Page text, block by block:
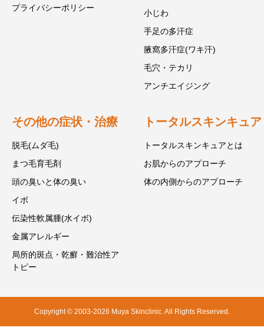
プライバシーポリシー
小じわ
手足の多汗症
腋窩多汗症(ワキ汗)
毛穴・テカリ
アンチエイジング
その他の症状・治療
脱毛(ムダ毛)
まつ毛育毛剤
頭の臭いと体の臭い
イボ
伝染性軟属腫(水イボ)
金属アレルギー
局所的斑点・乾癬・難治性ア
トピー
トータルスキンキュア
トータルスキンキュアとは
お肌からのアプローチ
体の内側からのアプローチ
Copyright © 2003-2026 Muya Skinclinic. All Rights Reserved.